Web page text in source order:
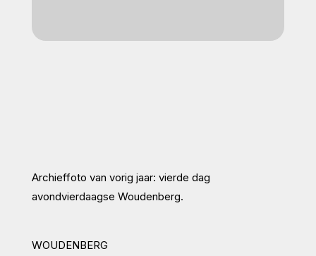
Archieffoto van vorig jaar: vierde dag
avondvierdaagse Woudenberg.
WOUDENBERG